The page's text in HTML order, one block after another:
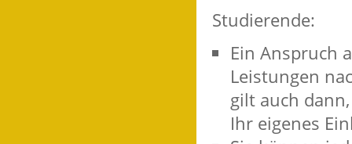
Studierende:
Ein Anspruch
Leistungen
gilt auch
Ihr eigenes